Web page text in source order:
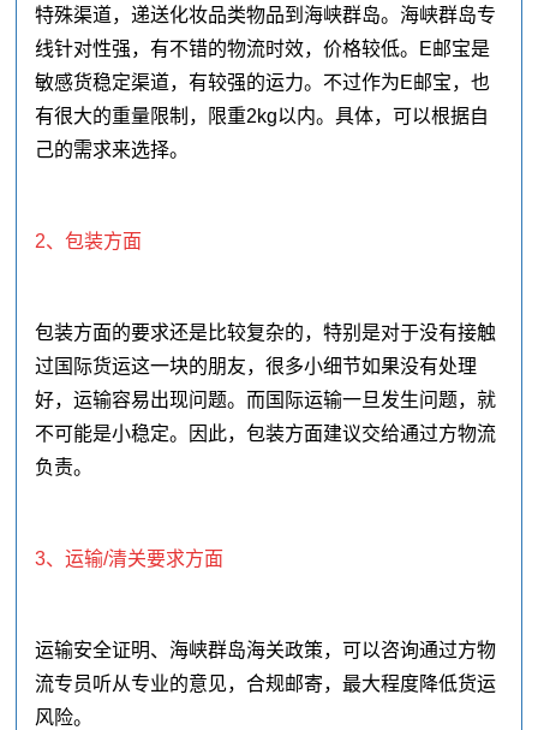
特殊渠道，递送化妆品类物品到海峡群岛。海峡群岛专
线针对性强，有不错的物流时效，价格较低。E邮宝是
敏感货稳定渠道，有较强的运力。不过作为E邮宝，也
有很大的重量限制，限重2kg以内。具体，可以根据自
己的需求来选择。
2、包装方面
包装方面的要求还是比较复杂的，特别是对于没有接触
过国际货运这一块的朋友，很多小细节如果没有处理
好，运输容易出现问题。而国际运输一旦发生问题，就
不可能是小稳定。因此，包装方面建议交给通过方物流
负责。
3、运输/清关要求方面
运输安全证明、海峡群岛海关政策，可以咨询通过方物
流专员听从专业的意见，合规邮寄，最大程度降低货运
风险。